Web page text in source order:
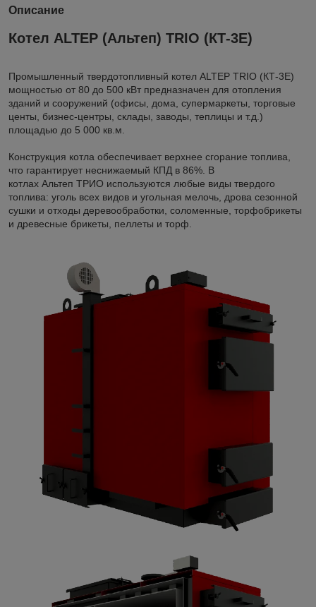
Описание
Котел ALTEP (Альтеп) TRIO (КТ-3Е)
Промышленный твердотопливный котел ALTEP TRIO (КТ-3Е)
мощностью от 80 до 500 кВт предназначен для отопления
зданий и сооружений (офисы, дома, супермаркеты, торговые
центы, бизнес-центры, склады, заводы, теплицы и т.д.)
площадью до 5 000 кв.м.
Конструкция котла обеспечивает верхнее сгорание топлива,
что гарантирует неснижаемый КПД в 86%. В
котлах Альтеп ТРИО используются любые виды твердого
топлива: уголь всех видов и угольная мелочь, дрова сезонной
сушки и отходы деревообработки, соломенные, торфобрикеты
и древесные брикеты, пеллеты и торф.